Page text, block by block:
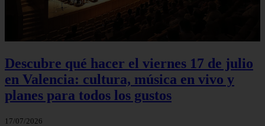
Descubre qué hacer el viernes 17 de julio
en Valencia: cultura, música en vivo y
planes para todos los gustos
17/07/2026